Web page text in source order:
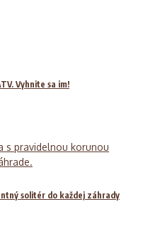
Vyhnite sa im!
solitér do každej záhrady